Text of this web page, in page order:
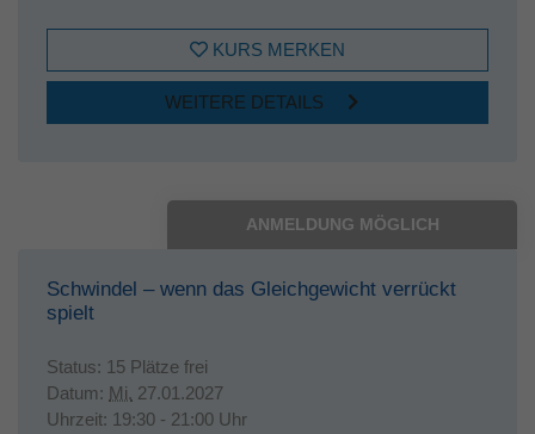
KURS MERKEN
WEITERE DETAILS
ANMELDUNG MÖGLICH
Schwindel – wenn das Gleichgewicht verrückt
spielt
Status: 15 Plätze frei
Datum: Mi. 27.01.2027
Uhrzeit: 19:30 - 21:00 Uhr